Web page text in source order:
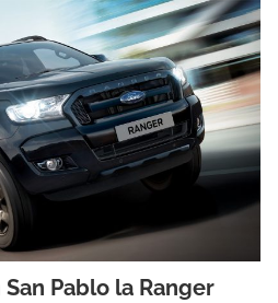
Pablo la Ranger